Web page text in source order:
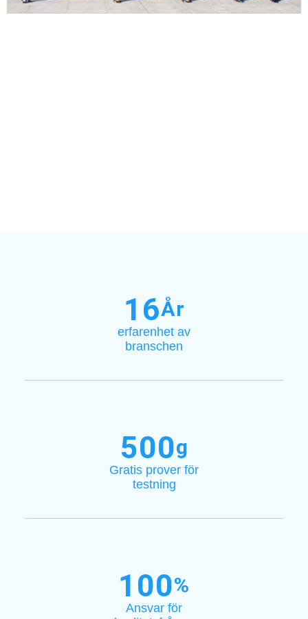
erfarenhet av
branschen
16År
Gratis prover för
testning
500g
Ansvar för
100%